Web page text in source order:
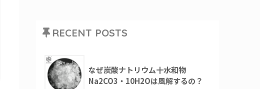
RECENT POSTS
なぜ炭酸ナトリウム十水和物
Na2CO3・10H2Oは風解するの？